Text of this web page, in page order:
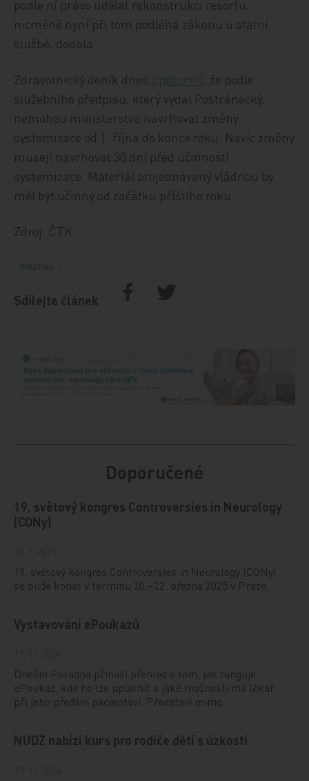
podle ní právo udělat rekonstrukci resortu,
nicméně nyní při tom podléhá zákonu u státní
službě, dodala.
Zdravotnický deník dnes upozornil, že podle
služebního předpisu, který vydal Postránecký,
nemohou ministerstva navrhovat změny
systemizace od 1. října do konce roku. Navíc změny
musejí navrhovat 30 dní před účinností
systemizace. Materiál projednávaný vládnou by
měl být účinný od začátku příštího roku.
Zdroj: ČTK
POLITIKA
Sdílejte článek
Doporučené
19. světový kongres Controversies in Neurology
(CONy)
19. světový kongres Controversies in Neurology (CONy)
se bude konat v termínu 20.–22. března 2025 v Praze.
Vystavování ePoukazů
Dnešní Poradna přináší přehled o tom, jak funguje
ePoukaz, kde ho lze uplatnit a jaké možnosti má lékař
při jeho předání pacientovi. Představí mimo…
NUDZ nabízí kurs pro rodiče dětí s úzkostí